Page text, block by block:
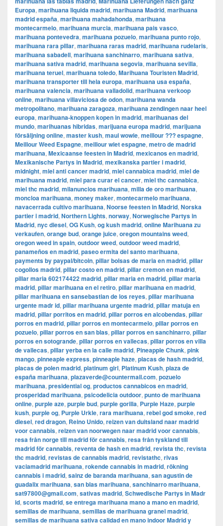
Europa, marihuana liquida madrid, marihuana Madrid, marihuana
madrid españa, marihuana mahadahonda, marihuana
montecarmelo, marihuana murcia, marihuana pais vasco,
marihuana pontevedra, marihuana pozuelo, marihuana punto rojo,
marihuana rara pillar, marihuana raras madrid, marihuana rudelaris,
marihuana sabadell, marihuana sanchinarro, marihuana sativa,
marihuana sativa madrid, marihuana segovia, marihuana sevilla,
marihuana teruel, marihuana toledo, Marihuana Touristen Madrid,
marihuana transporter till hela europa, marihuana usa españa,
marihuana valencia, marihuana valladolid, marihuana verkoop
online, marihuana villaviciosa de odon, marihuana wanda
metropolitano, marihuana zaragoza, marihuana zendingen naar heel
europa, marihuana-knoppen kopen in madrid, marihuanas del
mundo, marihuanas hibridas, marijuana europa madrid, marijuana
försäljning online, master kush, maui wowie, meillour ??? espagne,
Meillour Weed Espagne, meillour wiet espagne, metro de madrid
marihuana, Mexicaanse feesten in Madrid, mexicanos en madrid,
Mexikanische Partys in Madrid, mexikanska partier i madrid,
midnight, miel anti cancer madrid, miel cannabica madrid, miel de
marihuana madrid, miel para curar el cancer, miel thc cannabica,
miel thc madrid, milanuncios marihuana, milla de oro marihuana,
moncloa marihuana, money maker, montecarmelo marihuana,
navacerrada cultivo marihuana, Noorse feesten in Madrid, Norska
partier i madrid, Northern Lights, norway, Norwegische Partys in
Madrid, nyc diesel, OG Kush, og kush madrid, online Marihuana zu
verkaufen, orange bud, orange juice, oregon mountains weed,
oregon weed in spain, outdoor weed, outdoor weed madrid,
panameños en madrid, paseo ermita del santo marihuana,
payments by paypal/bitcoin, pillar bolsas de maria en madrid, pillar
cogollos madrid, pillar costo en madrid, pillar cremon en madrid,
pillar maria 602174422 madrid, pillar maria en madrid, pillar maria
madrid, pillar marihuana en el retiro, pillar marihuana en madrid,
pillar marihuana en sansebastian de los reyes, pillar marihuana
urgente madr id, pillar marihuana urgente madrid, pillar matuja en
madrid, pillar porritos en madrid, pillar porros en alcobendas, pillar
porros en madrid, pillar porros en montecarmelo, pillar porros en
pozuelo, pillar porros en san blas, pillar porros en sanchinarro, pillar
porros en sotogrande, pillar porros en vallecas, pillar porros en villa
de vallecas, pillar yerba en la calle madrid, Pineapple Chunk, pink
mango, pinneaple express, pinneaple haze, placas de hash madrid,
placas de polen madrid, platinum girl, Platinum Kush, plaza de
españa marihuana, plazaverde@countermail.com, pozuelo
marihuana, presidential og, productos cannabicos en madrid,
prosperidad marihuana, psicodelicia outdoor, punto de marihuana
online, purple aze, purple bud, purple gorilla, Purple Haze, purple
kush, purple og, Purple Urkle, rara marihuana, rebel god smoke, red
diesel, red dragon, Reino Unido, reizen van duitsland naar madrid
voor cannabis, reizen van noorwegen naar madrid voor cannabis,
resa från norge till madrid för cannabis, resa från tyskland till
madrid för cannabis, reventa de hash en madrid, revista thc, revista
thc madrid, revistas de cannabis madrid, revistathc, rivas
vaciamadrid marihuana, rokende cannabis in madrid, rökning
cannabis i madrid, sainz de baranda marihuana, san agustin de
guadalix marihuana, san blas marihuana, sanchinarro marihuana,
sat97800@gmail.com, sativas madrid, Schwedische Partys in Madr
id, scorts madrid, se entrega marihuana mano a mano en madrid,
semillas de marihuana, semillas de marihuana granel madrid,
semillas de marihuana sativa calidad en mano indoor Madrid y